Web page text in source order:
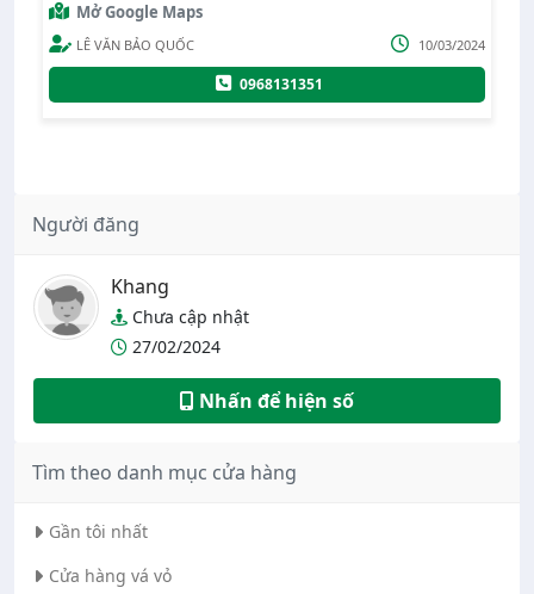
Mở Google Maps
LÊ VĂN BẢO QUỐC 10/03/2024
0968131351
Người đăng
Khang
Chưa cập nhật
27/02/2024
Nhấn để hiện số
Tìm theo danh mục cửa hàng
Gần tôi nhất
Cửa hàng vá vỏ